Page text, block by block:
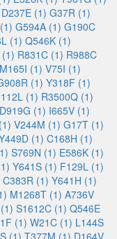
D237E (1) G37R (1)
G594A (1) G190C
(1) Q546K (1)
R831C (1) R988C
M165I (1) V75I (1)
(1) Y318F (1)
(1) R3500Q (1)
D919G (1) I665V (1)
V244M (1) G17T (1)
(1) C168H (1)
S769N (1) E586K (1)
Y641S (1) F129L (1)
C383R (1) Y641H (1)
M1268T (1) A736V
S1612C (1) Q546E
(1) W21C (1) L144S
(1) T377M (1) D164V